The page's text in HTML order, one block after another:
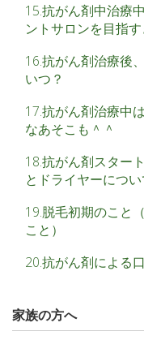
15.抗がん剤中治療
ントサロンを目指
16.抗がん剤治療後
いつ？
17.抗がん剤治療中
なあそこも＾＾
18.抗がん剤スター
とドライヤーについ
19.脱毛初期のこと
こと）
20.抗がん剤による
家族の方へ